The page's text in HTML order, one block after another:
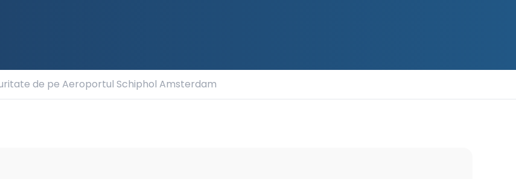
de pe Aeroportul Schiphol Amsterdam